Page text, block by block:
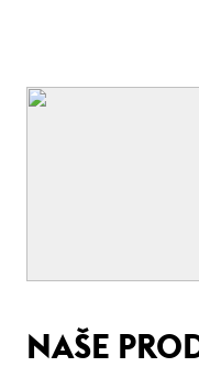
NAŠE